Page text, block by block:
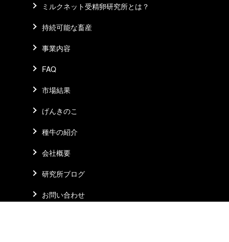
ミルクネット受精卵研究所とは？
持続可能な畜産
事業内容
FAQ
市場結果
げんきのこ
種牛の紹介
会社概要
研究所ブログ
お問い合わせ